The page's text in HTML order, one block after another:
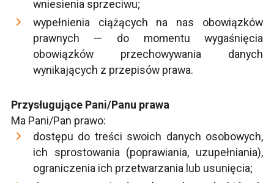
wniesienia sprzeciwu;
wypełnienia ciążących na nas obowiązków
prawnych — do momentu wygaśnięcia
obowiązków przechowywania danych
wynikających z przepisów prawa.
Przysługujące Pani/Panu prawa
Ma Pani/Pan prawo:
dostępu do treści swoich danych osobowych,
ich sprostowania (poprawiania, uzupełniania),
ograniczenia ich przetwarzania lub usunięcia;